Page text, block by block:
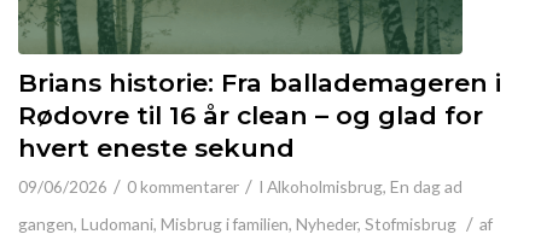
Brians historie: Fra ballademageren i
Rødovre til 16 år clean – og glad for
hvert eneste sekund
09/06/2026 / 0 kommentarer / I Alkoholmisbrug, En dag ad
gangen, Ludomani, Misbrug i familien, Nyheder, Stofmisbrug / af